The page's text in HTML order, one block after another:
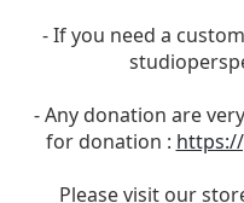
- If you need a
- Any donation are
for donation :
Please visit our